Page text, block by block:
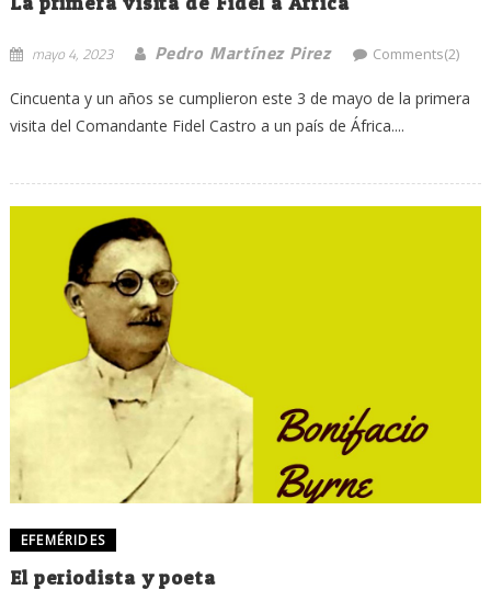
mayo 4, 2023 Pedro Martínez Pirez Comments(2)
Cincuenta y un años se cumplieron este 3 de mayo de la primera
visita del Comandante Fidel Castro a un país de África....
EFEMÉRIDES
El periodista y poeta